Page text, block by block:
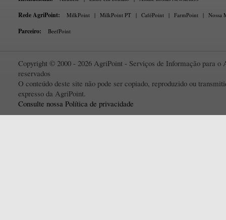
Rede AgriPoint: MilkPoint | MilkPoint PT | CaféPoint | FarmPoint | Nossa
Parceiro: BeefPoint
Copyright © 2000 - 2026 AgriPoint - Serviços de Informação para o
reservados
O conteúdo deste site não pode ser copiado, reproduzido ou
expresso da AgriPoint.
Consulte nossa Política de privacidade